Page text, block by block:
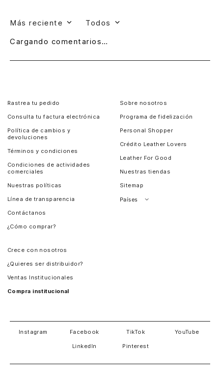
Más reciente Todos
Cargando comentarios…
Rastrea tu pedido
Consulta tu factura electrónica
Política de cambios y
devoluciones
Términos y condiciones
Condiciones de actividades
comerciales
Nuestras políticas
Línea de transparencia
Contáctanos
¿Cómo comprar?
Sobre nosotros
Programa de fidelización
Personal Shopper
Crédito Leather Lovers
Leather For Good
Nuestras tiendas
Sitemap
Países
Crece con nosotros
¿Quieres ser distribuidor?
Ventas Institucionales
Compra institucional
Instagram Facebook TikTok YouTube
LinkedIn Pinterest